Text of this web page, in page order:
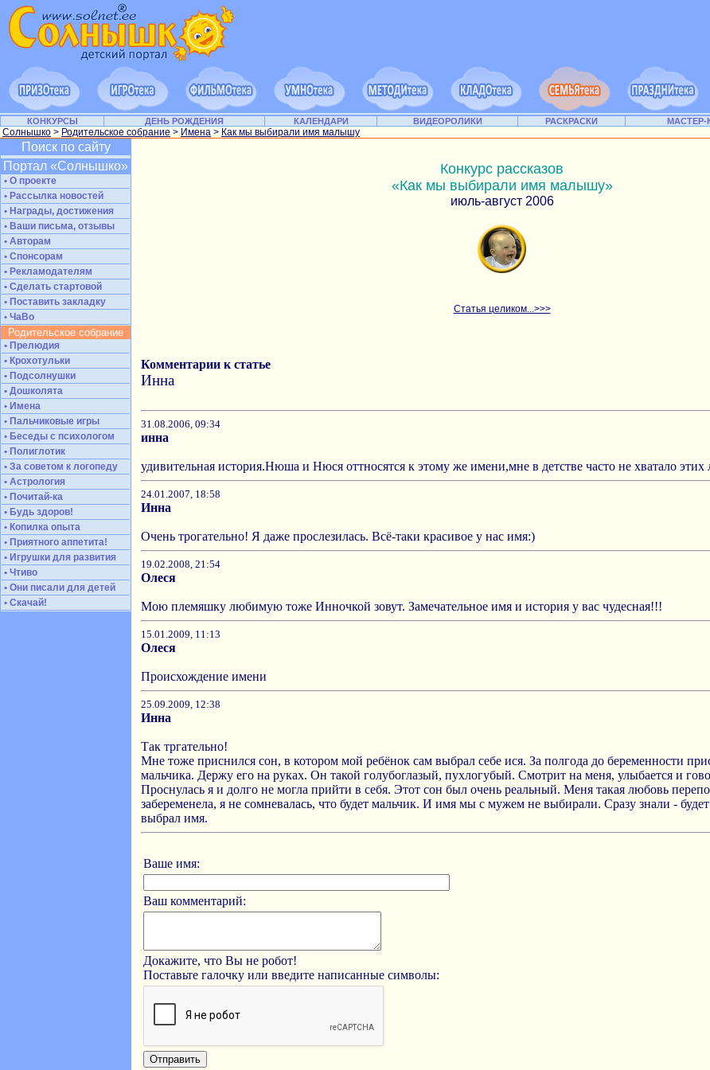
КОНКУРСЫ ДЕНЬ РОЖДЕНИЯ КАЛЕНДАРИ ВИДЕОРОЛИКИ РАСКРАСКИ
Солнышко > Родительское собрание > Имена > Как мы выбирали имя малышу
Поиск по сайту
Портал «Солнышко»
• О проекте
• Рассылка новостей
• Награды, достижения
• Ваши письма, отзывы
• Авторам
• Спонсорам
• Рекламодателям
• Сделать стартовой
• Поставить закладку
• ЧаВо
Родительское собрание
• Прелюдия
• Крохотульки
• Подсолнушки
• Дошколята
• Имена
• Пальчиковые игры
• Беседы с психологом
• Полиглотик
• За советом к логопеду
• Астрология
• Почитай-ка
• Будь здоров!
• Копилка опыта
• Приятного аппетита!
• Игрушки для развития
• Чтиво
• Они писали для детей
• Скачай!
Конкурс рассказов
«Как мы выбирали имя малышу»
июль-август 2006
Cтатья целиком...>>>
Комментарии к статье
Инна
31.08.2006, 09:34
инна
удивительная история.Нюша и Нюся оттносятся к этому же имени,мне в детстве часто не хватало
24.01.2007, 18:58
Инна
Очень трогательно! Я даже прослезилась. Всё-таки красивое у нас имя:)
19.02.2008, 21:54
Олеся
Мою племяшку любимую тоже Инночкой зовут. Замечательное имя и история у вас чудесная!!!
15.01.2009, 11:13
Олеся
Происхождение имени
25.09.2009, 12:38
Инна
Так тргательно!
Мне тоже приснился сон, в котором мой ребёнок сам выбрал себе ися. За полгода до беременности
мальчика. Держу его на руках. Он такой голубоглазый, пухлогубый. Смотрит на меня, улыбается и
Проснулась я и долго не могла прийти в себя. Этот сон был очень реальный. Меня такая любовь
забеременела, я не сомневалась, что будет мальчик. И имя мы с мужем не выбирали. Сразу знали -
выбрал имя.
Ваше имя:
Ваш комментарий:
Докажите, что Вы не робот!
Поставьте галочку или введите написанные символы: